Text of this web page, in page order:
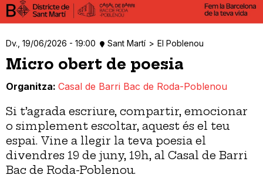
Dv., 19/06/2026 - 19:00 Sant Martí El Poblenou
Micro obert de poesia
Organitza Casal de Barri Bac de Roda-Poblenou
Si t’agrada escriure, compartir, emocionar
o simplement escoltar, aquest és el teu
espai. Vine a llegir la teva poesia el
divendres 19 de juny, 19h, al Casal de Barri
Bac de Roda-Poblenou.